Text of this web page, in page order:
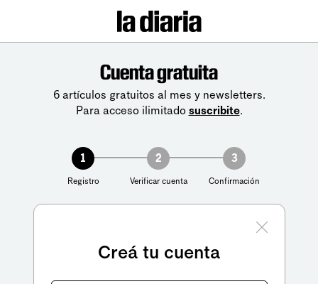
Cuenta gratuita
6 artículos gratuitos al mes y newsletters.
Para acceso ilimitado suscribite.
1
Registro
2
Verificar cuenta
3
Confirmación
Creá tu cuenta